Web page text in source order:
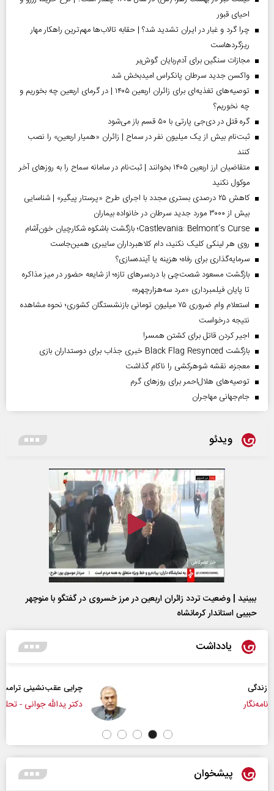
احیای قبور
چرا گرد و غبار در ایران تشدید شد؟ | حقابه تالاب‌ها مهم‌ترین راهکار مهار
ریزگردهاست
مجازات سنگین برای آدم‌ربایان گوش‌بر
واکسن جدید سرطان پانکراس امیدبخش شد
توصیه‌های تغذیه‌ای برای زائران اربعین ۱۴۰۵ | در گرمای اربعین چه بخوریم و
چه نخوریم؟
گره قتل در دی‌جی پارتی با ۵۰ قسم باز می‌شود
ثبت‌نام بیش از یک میلیون نفر در سماح | زائران «همیار اربعین» را نصب
کنند
متقاضیان ارز اربعین ۱۴۰۵ بخوانند | ثبت‌نام در سامانه سماح را به روز‌های آخر
موکول نکنید
کاهش ۲۵ درصدی بستری مجدد با اجرای طرح «پرستار پیگیر» | شناسایی
بیش از ۳۰۰۰ مورد جدید سرطان در خانواده بیماران
Castlevania: Belmont’s Curse؛ بازگشت باشکوه شکارچیان خون‌آشام
روی هر لینکی کلیک نکنید، دام کلاهبرداران سایبری همین‌جاست
سرمایه‌گذاری برای رفاه؛ هزینه یا آینده‌سازی؟
بازگشت مسعود شصت‌چی با دردسر‌های تازه؛ از شایعه حضور در میز مذاکره
تا پایان فیلمبرداری «مرد سه‌هزارچهره»
استعلام وام ضروری ۷۵ میلیون تومانی بازنشستگان کشوری؛ نحوه مشاهده
نتیجه درخواست
اجیر کردن قاتل برای کشتن همسر!
بازگشت Black Flag Resynced خبری جذاب برای دوستداران بازی
معجزه، نقشه شوهرکشی را ناکام گذاشت
توصیه‌های هلال‌احمر برای روز‌های گرم
جام‌جهانی مهاجران
ویدئو
ببینید | وضعیت تردد زائران اربعین در مرز خسروی در گفتگو با منوچهر
حبیبی استاندار کرمانشاه
یادداشت
چرایی عقب‌نشینی ترامپ؟
دکتر یدالله جوانی - تحلیلگر مسائل سیاسی
پیشخوان